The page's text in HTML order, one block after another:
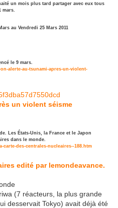
un mois plus tard partager avec eux tous
mars.
au Vendredi 25 Mars 2011
le 9 mars.
alerte-au-tsunami-apres-un-violent-
un violent séisme
Les États-Unis, la France et le Japon
dans le monde.
carte-des-centrales-nucleaires--188.htm
edité par lemondeavance.
(7 réacteurs, la plus grande
desservait Tokyo) avait déjà été